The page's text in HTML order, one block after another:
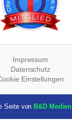
Impressum
Datenschutz
Einstellungen
Seite von B&D Medien